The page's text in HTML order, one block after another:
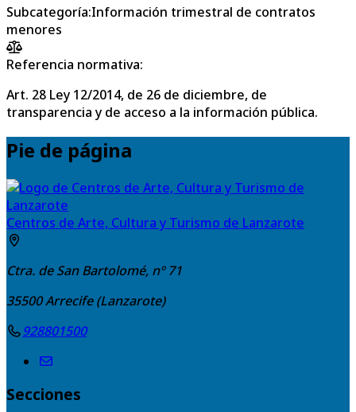
Subcategoría:Información trimestral de contratos
menores
Referencia normativa:
Art. 28 Ley 12/2014, de 26 de diciembre, de
transparencia y de acceso a la información pública.
Pie de página
Centros de Arte, Cultura y Turismo de Lanzarote
Ctra. de San Bartolomé, nº 71
35500Arrecife (Lanzarote)
928801500
Secciones